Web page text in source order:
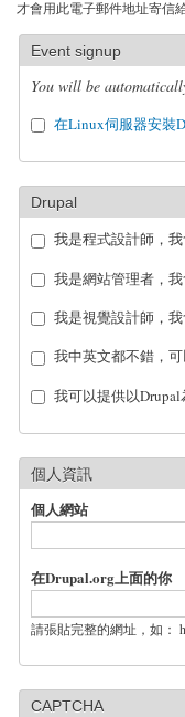
才會用此電子郵件地址寄信給
Event signup
You will be
在Linux伺服器安裝
Drupal
我是程式設計師，
我是網站管理者，
我是視覺設計師，
我中英文都不錯，
我可以提供以
個人資訊
個人網站
在Drupal.org上面的你
CAPTCHA